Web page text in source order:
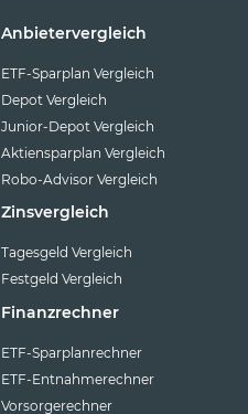
Anbietervergleich
ETF-Sparplan Vergleich
Depot Vergleich
Junior-Depot Vergleich
Aktiensparplan Vergleich
Robo-Advisor Vergleich
Zinsvergleich
Tagesgeld Vergleich
Festgeld Vergleich
Finanzrechner
ETF-Sparplanrechner
ETF-Entnahmerechner
Vorsorgerechner